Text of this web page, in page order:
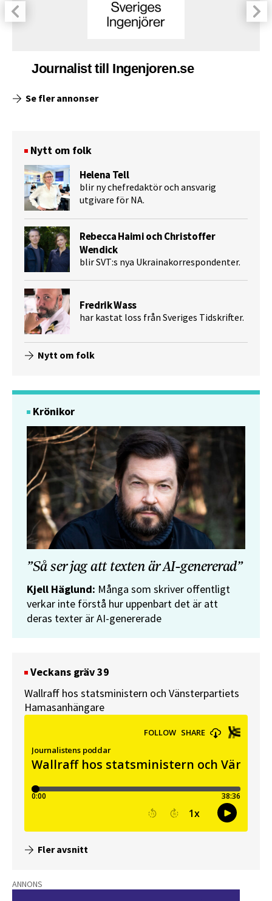
Journalist till Ingenjoren.se
Se fler annonser
Nytt om folk
Helena Tell
blir ny chefredaktör och ansvarig
utgivare för NA.
Rebecca Haimi och Christoffer
Wendick
blir SVT:s nya Ukrainakorrespondenter.
Fredrik Wass
har kastat loss från Sveriges Tidskrifter.
Nytt om folk
Krönikor
”Så ser jag att texten är AI-genererad”
Kjell Häglund: Många som skriver offentligt
verkar inte förstå hur uppenbart det är att
deras texter är AI-genererade
Veckans gräv 39
Wallraff hos statsministern och Vänsterpartiets
Hamasanhängare
Fler avsnitt
ANNONS